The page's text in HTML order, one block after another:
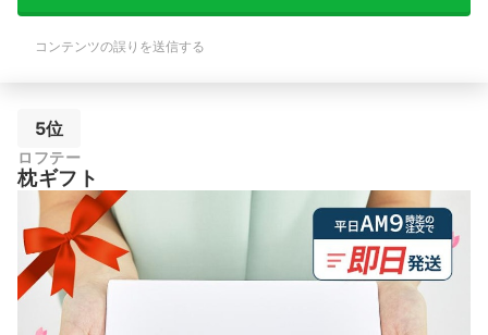
コンテンツの誤りを送信する
5位
ロフテー
枕ギフト